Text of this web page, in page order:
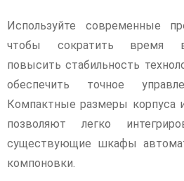
Используйте современные
чтобы сократить время
повысить стабильность
обеспечить точное
Компактные размеры корпуса
позволяют легко
существующие шкафы
компоновки.